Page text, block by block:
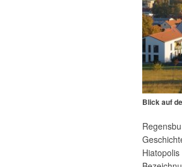
Blick auf